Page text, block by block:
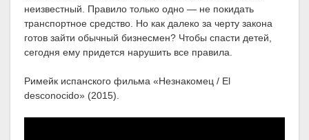
неизвестный. Правило только одно — не покидать
транспортное средство. Но как далеко за черту закона
готов зайти обычный бизнесмен? Чтобы спасти детей,
сегодня ему придется нарушить все правила.
Римейк испанского фильма «Незнакомец / El
desconocido» (2015).